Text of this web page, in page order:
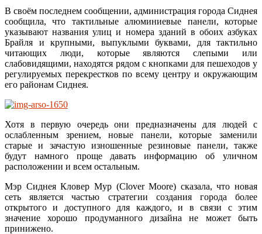
В своём последнем сообщении, администрация города Сиднея
сообщила, что тактильные алюминиевые панели, которые
указывают названия улиц и номера зданий в обоих азбуках
Брайля и крупными, выпуклыми буквами, для тактильно
читающих люди, которые являются слепыми или
слабовидящими, находятся рядом с кнопками для пешеходов у
регулируемых перекрестков по всему центру и окружающим
его районам Сиднея.
Хотя в первую очередь они предназначены для людей с
ослабленным зрением, новые панели, которые заменили
старые и зачастую изношенные резиновые панели, также
будут намного проще давать информацию об уличном
расположении и всем остальным.
Мэр Сиднея Кловер Мур (Clover Moore) сказала, что новая
сеть является частью стратегии создания города более
открытого и доступного для каждого, и в связи с этим
значение хорошо продуманного дизайна не может быть
принижено.